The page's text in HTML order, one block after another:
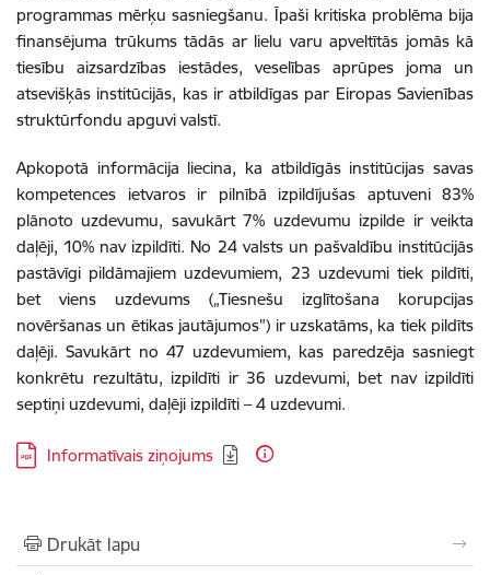
programmas mērķu sasniegšanu. Īpaši kritiska problēma bija
finansējuma trūkums tādās ar lielu varu apveltītās jomās kā
tiesību aizsardzības iestādes, veselības aprūpes joma un
atsevišķās institūcijās, kas ir atbildīgas par Eiropas Savienības
struktūrfondu apguvi valstī.
Apkopotā informācija liecina, ka atbildīgās institūcijas savas
kompetences ietvaros ir pilnībā izpildījušas aptuveni 83%
plānoto uzdevumu, savukārt 7% uzdevumu izpilde ir veikta
daļēji, 10% nav izpildīti. No 24 valsts un pašvaldību institūcijās
pastāvīgi pildāmajiem uzdevumiem, 23 uzdevumi tiek pildīti,
bet viens uzdevums („Tiesnešu izglītošana korupcijas
novēršanas un ētikas jautājumos”) ir uzskatāms, ka tiek pildīts
daļēji. Savukārt no 47 uzdevumiem, kas paredzēja sasniegt
konkrētu rezultātu, izpildīti ir 36 uzdevumi, bet nav izpildīti
septiņi uzdevumi, daļēji izpildīti – 4 uzdevumi.
Lejupielādēt:
Informatīvais ziņojums
Drukāt lapu